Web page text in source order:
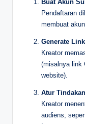
Buat Akun
Pendaftaran
membuat
Generate
Kreator
(misalnya link
website).
Atur
Kreator
audiens,